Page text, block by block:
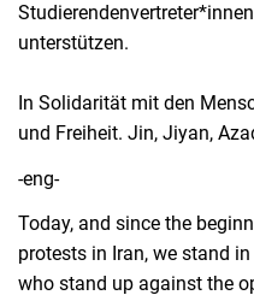
unterstützen.
In Solidarität mit den
und Freiheit. Jin, Jiyan,
-eng-
Today, and since the
protests in Iran, we stand
who stand up against the